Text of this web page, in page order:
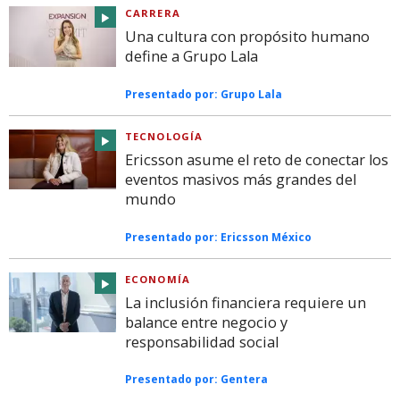
CARRERA
Una cultura con propósito humano
define a Grupo Lala
Presentado por: Grupo Lala
TECNOLOGÍA
Ericsson asume el reto de conectar los
eventos masivos más grandes del
mundo
Presentado por: Ericsson México
ECONOMÍA
La inclusión financiera requiere un
balance entre negocio y
responsabilidad social
Presentado por: Gentera